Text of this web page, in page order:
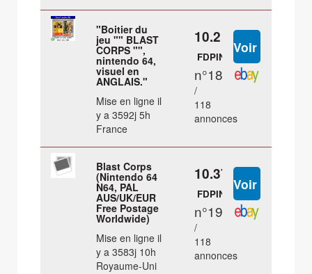
"Boitier du
jeu "" BLAST
CORPS "",
nintendo 64,
visuel en
ANGLAIS."
Mise en ligne il
y a 3592j 5h
France
10.2 €
FDPIN
n°18
/
118
annonces
Blast Corps
(Nintendo 64
N64, PAL
AUS/UK/EUR
Free Postage
Worldwide)
Mise en ligne il
y a 3583j 10h
Royaume-Uni
10.37 €
FDPIN
n°19
/
118
annonces